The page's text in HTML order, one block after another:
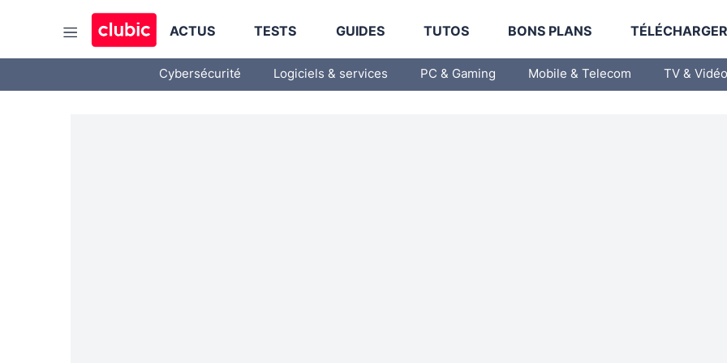
ACTUS TESTS GUIDES TUTOS BONS PLANS
Cybersécurité Logiciels & services PC & Gaming Mobile & Telecom TV & Vidéo